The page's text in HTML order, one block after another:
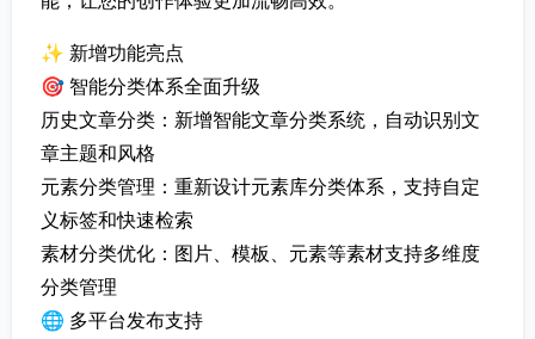
✨ 新增功能亮点
🎯 智能分类体系全面升级
历史文章分类：新增智能文章分类系统，自动识别文
章主题和风格
元素分类管理：重新设计元素库分类体系，支持自定
义标签和快速检索
素材分类优化：图片、模板、元素等素材支持多维度
分类管理
🌐 多平台发布支持